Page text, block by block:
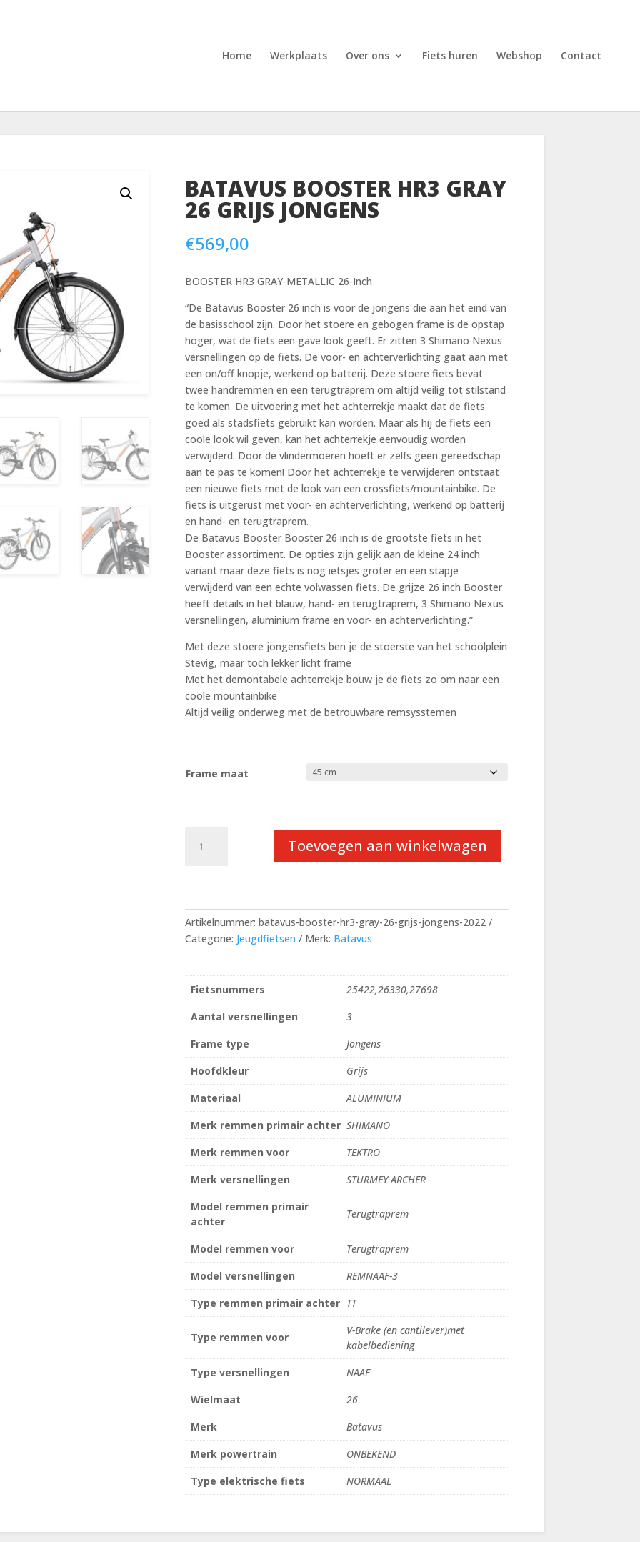
Home Werkplaats Over ons Fiets huren Webshop Contact
BATAVUS BOOSTER HR3 GRAY
26 GRIJS JONGENS
€569,00
BOOSTER HR3 GRAY-METALLIC 26-Inch
“De Batavus Booster 26 inch is voor de jongens die aan het eind van
de basisschool zijn. Door het stoere en gebogen frame is de opstap
hoger, wat de fiets een gave look geeft. Er zitten 3 Shimano Nexus
versnellingen op de fiets. De voor- en achterverlichting gaat aan met
een on/off knopje, werkend op batterij. Deze stoere fiets bevat
twee handremmen en een terugtraprem om altijd veilig tot stilstand
te komen. De uitvoering met het achterrekje maakt dat de fiets
goed als stadsfiets gebruikt kan worden. Maar als hij de fiets een
coole look wil geven, kan het achterrekje eenvoudig worden
verwijderd. Door de vlindermoeren hoeft er zelfs geen gereedschap
aan te pas te komen! Door het achterrekje te verwijderen ontstaat
een nieuwe fiets met de look van een crossfiets/mountainbike. De
fiets is uitgerust met voor- en achterverlichting, werkend op batterij
en hand- en terugtraprem.
De Batavus Booster Booster 26 inch is de grootste fiets in het
Booster assortiment. De opties zijn gelijk aan de kleine 24 inch
variant maar deze fiets is nog ietsjes groter en een stapje
verwijderd van een echte volwassen fiets. De grijze 26 inch Booster
heeft details in het blauw, hand- en terugtraprem, 3 Shimano Nexus
versnellingen, aluminium frame en voor- en achterverlichting.”
Met deze stoere jongensfiets ben je de stoerste van het schoolplein
Stevig, maar toch lekker licht frame
Met het demontabele achterrekje bouw je de fiets zo om naar een
coole mountainbike
Altijd veilig onderweg met de betrouwbare remsysstemen
Frame maat
Booster
Grijs
Jongens
aantal
Toevoegen aan winkelwagen
Artikelnummer:batavus-booster-hr3-gray-26-grijs-jongens-2022
Categorie: Jeugdfietsen Merk: Batavus
Fietsnummers
25422,26330,27698
Aantal versnellingen
3
Frame type
Jongens
Hoofdkleur
Grijs
Materiaal
ALUMINIUM
Merk remmen primair achter SHIMANO
Merk remmen voor
TEKTRO
Merk versnellingen
STURMEY ARCHER
Model remmen primair
achter
Terugtraprem
Model remmen voor
Terugtraprem
Model versnellingen
REMNAAF-3
Type remmen primair achter TT
Type remmen voor
V-Brake (en cantilever)met
kabelbediening
Type versnellingen
NAAF
Wielmaat
26
Merk
Batavus
Merk powertrain
ONBEKEND
Type elektrische fiets
NORMAAL